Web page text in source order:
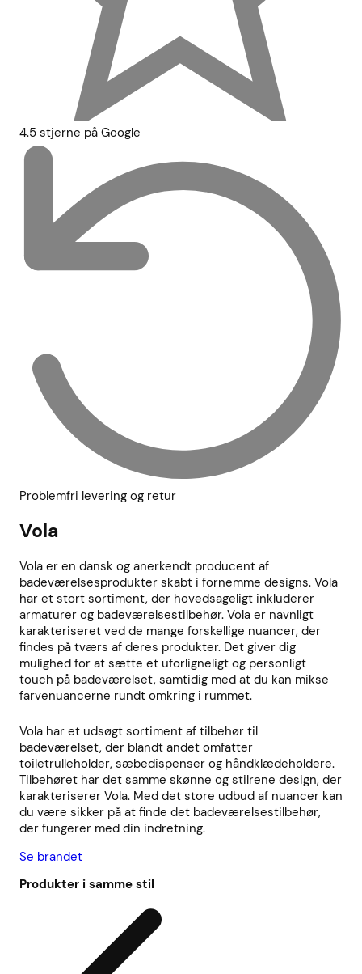
4.5 stjerne på Google
Problemfri levering og retur
Vola
Vola er en dansk og anerkendt producent af
badeværelsesprodukter skabt i fornemme designs. Vola
har et stort sortiment, der hovedsageligt inkluderer
armaturer og badeværelsestilbehør. Vola er navnligt
karakteriseret ved de mange forskellige nuancer, der
findes på tværs af deres produkter. Det giver dig
mulighed for at sætte et uforligneligt og personligt
touch på badeværelset, samtidig med at du kan mikse
farvenuancerne rundt omkring i rummet.
Vola har et udsøgt sortiment af tilbehør til
badeværelset, der blandt andet omfatter
toiletrulleholder, sæbedispenser og håndklædeholdere.
Tilbehøret har det samme skønne og stilrene design, der
karakteriserer Vola. Med det store udbud af nuancer kan
du være sikker på at finde det badeværelsestilbehør,
der fungerer med din indretning.
Se brandet
Produkter i samme stil